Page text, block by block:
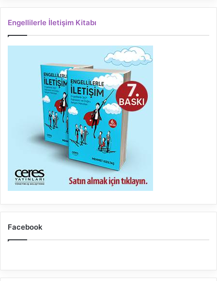
Engellilerle İletişim Kitabı
Facebook